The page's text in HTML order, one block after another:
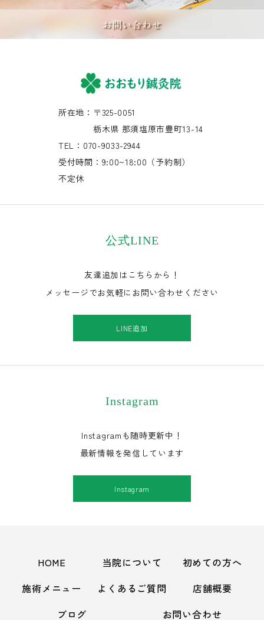
お問い合わせ
所在地：〒325-0051
栃木県 那須塩原市豊町13-14
TEL：070-9033-2944
受付時間：9:00~18:00（予約制）
不定休
公式LINE
友達追加はこちらから！
メッセージでお気軽にお問い合わせください
LINE追加
Instagram
Instagramも随時更新中！
最新情報を発信しています
Instagram
HOME 当院について
初めての方へ
施術メニュー
よくあるご質問
店舗概要
ブログ
お問い合わせ